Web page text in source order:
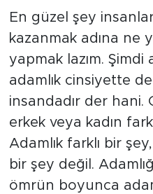
En güzel şey
kazanmak adına ne
yapmak lazım. Şimdi
adamlık cinsiyette
insandadır der hani.
erkek veya kadın
Adamlık farklı bir
bir şey değil.
ömrün boyunca